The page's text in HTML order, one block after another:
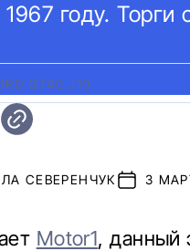
году. Торги
GT40 J10
СЕВЕРЕНЧУК 3
Motor1, данный